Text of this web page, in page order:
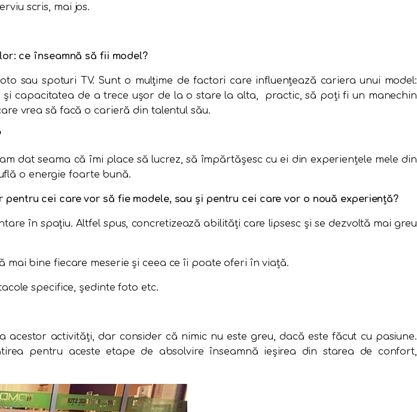
scris, mai jos.
ce înseamnă să fii model?
sau spoturi TV. Sunt o mulțime de factori care influențează cariera unui model:
capacitatea de a trece ușor de la o stare la alta, practic, să poți fi un manechin
vrea să facă o carieră din talentul său.
dat seama că îmi place să lucrez, să împărtășesc cu ei din experiențele mele din
o energie foarte bună.
cei care vor să fie modele, sau și pentru cei care vor o nouă experiență?
în spațiu. Altfel spus, concretizează abilități care lipsesc și se dezvoltă mai greu
bine fiecare meserie și ceea ce îi poate oferi în viață.
specifice, ședinte foto etc.
activități, dar consider că nimic nu este greu, dacă este făcut cu pasiune.
pentru aceste etape de absolvire înseamnă ieșirea din starea de confort,